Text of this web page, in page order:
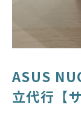
ASUS
立代行【